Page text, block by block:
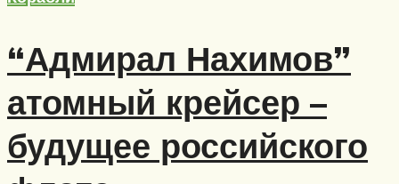
“Адмирал Нахимов”
атомный крейсер –
будущее российского